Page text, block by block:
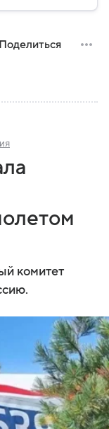
как
Поделиться
комитет